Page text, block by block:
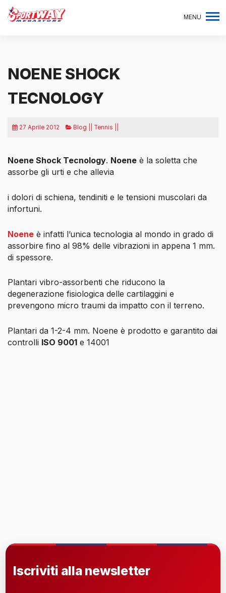
MENU
NOENE SHOCK
TECNOLOGY
27 Aprile 2012 Blog || Tennis ||
Noene Shock Tecnology. Noene è la soletta che
assorbe gli urti e che allevia
i dolori di schiena, tendiniti e le tensioni muscolari da
infortuni.
Noene è infatti l’unica tecnologia al mondo in grado di
assorbire fino al 98% delle vibrazioni in appena 1 mm.
di spessore.
Plantari vibro-assorbenti che riducono la
degenerazione fisiologica delle cartilaggini e
prevengono micro traumi da impatto con il terreno.
Plantari da 1-2-4 mm. Noene è prodotto e garantito dai
controlli ISO 9001 e 14001
Iscriviti alla newsletter